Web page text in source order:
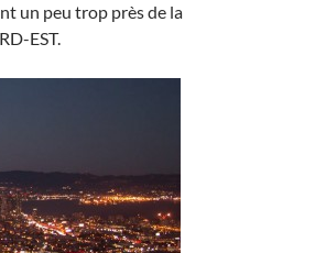
un peu trop près de la
EST.